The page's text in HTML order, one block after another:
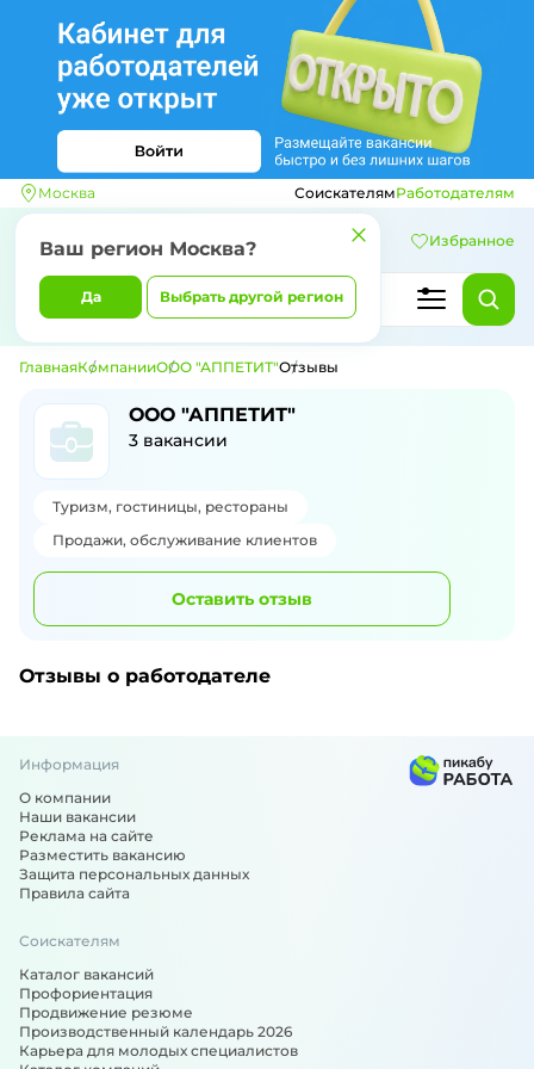
Москва
Ваш регион Москва?
Да Выбрать другой регион
СоискателямРаботодателям
Избранное
ГлавнаяКомпанииООО "АППЕТИТ"Отзывы
Отзывы о компании ООО "АППЕТИТ"
ООО "АППЕТИТ"
3 вакансии
Туризм, гостиницы, рестораны
Продажи, обслуживание клиентов
Оставить отзыв
Отзывы о работодателе
Информация
О компании
Наши вакансии
Реклама на сайте
Разместить вакансию
Защита персональных данных
Правила сайта
Соискателям
Каталог вакансий
Профориентация
Продвижение резюме
Производственный календарь 2026
Карьера для молодых специалистов